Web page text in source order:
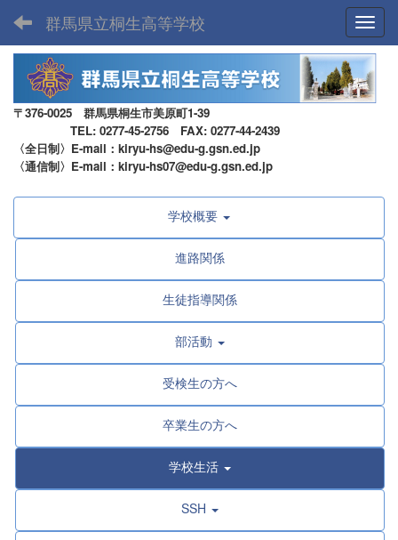
群馬県立桐生高等学校
〒376-0025 群馬県桐生市美原町1-39
TEL: 0277-45-2756 FAX: 0277-44-2439
〈全日制〉E-mail：kiryu-hs@edu-g.gsn.ed.jp
〈通信制〉E-mail：kiryu-hs07@edu-g.gsn.ed.jp
学校概要
進路関係
生徒指導関係
部活動
受検生の方へ
卒業生の方へ
学校生活
SSH